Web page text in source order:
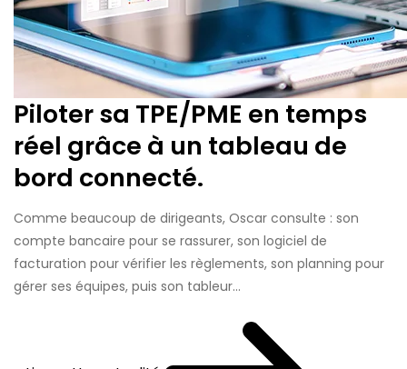
Piloter sa TPE/PME en temps
réel grâce à un tableau de
bord connecté.
Comme beaucoup de dirigeants, Oscar consulte : son
compte bancaire pour se rassurer, son logiciel de
facturation pour vérifier les règlements, son planning pour
gérer ses équipes, puis son tableur...